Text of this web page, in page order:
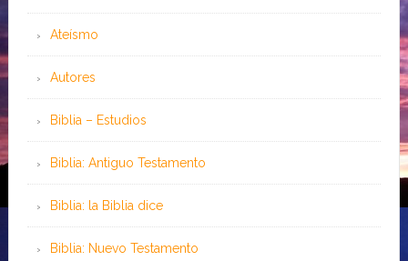
Ateísmo
Autores
Biblia – Estudios
Biblia: Antiguo Testamento
Biblia: la Biblia dice
Biblia: Nuevo Testamento